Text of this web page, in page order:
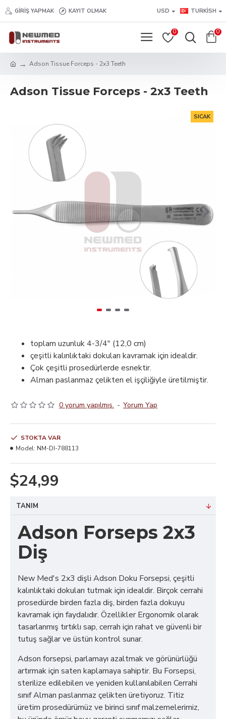
GIRIŞ YAPMAK KAYIT OLMAK USD TURKISH
0 0
Adson Tissue Forceps - 2x3 Teeth
Adson Tissue Forceps - 2x3 Teeth
SICAK
toplam uzunluk 4-3/4" (12,0 cm)
çeşitli kalınlıktaki dokuları kavramak için idealdir.
Çok çeşitli prosedürlerde esnektir.
Alman paslanmaz çelikten el işçiliğiyle üretilmiştir.
0 yorum yapılmış. - Yorum Yap
$24,99
STOKTA VAR
Model: NM-DI-788113
TANIM
Adson Forseps 2x3
Diş
New Med's 2x3 dişli Adson Doku Forsepsi, çeşitli
kalınlıktaki dokuları tutmak için idealdir. Birçok cerrahi
prosedürde birden fazla diş, birden fazla dokuyu
kavramak için faydalıdır. Özellikler Ergonomik olarak
tasarlanmış tırtıklı sap, cerrah için rahat ve güvenli bir
tutuş sağlar ve üstün kontrol sunar.
Adson forsepsi, parlamayı azaltmak ve görünürlüğü
artırmak için saten kaplamaya sahiptir. Bu Forsepsi,
sterilize edilebilen ve yeniden kullanılabilen Cerrahi
sınıf Alman paslanmaz çelikten üretiyoruz. Titiz
üretim prosedürümüz ve birinci sınıf malzemelerimiz,